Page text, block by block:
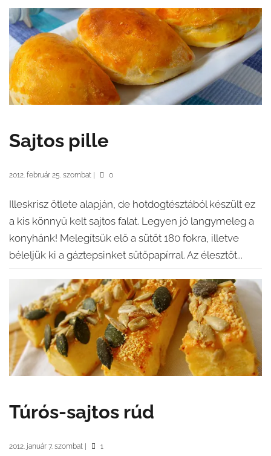
Sajtos pille
2012. február 25. szombat 0
Illeskrisz ötlete alapján, de hotdogtésztából készült ez
a kis könnyű kelt sajtos falat. Legyen jó langymeleg a
konyhánk! Melegítsük elő a sütőt 180 fokra, illetve
béleljük ki a gáztepsinket sütőpapírral. Az élesztőt...
Túrós-sajtos rúd
2012. január 7. szombat 1